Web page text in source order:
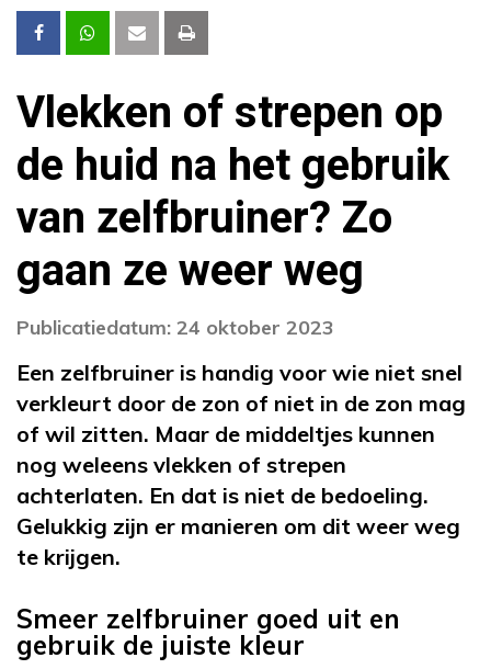
Vlekken of strepen op
de huid na het gebruik
van zelfbruiner? Zo
gaan ze weer weg
Publicatiedatum: 24 oktober 2023
Een zelfbruiner is handig voor wie niet snel
verkleurt door de zon of niet in de zon mag
of wil zitten. Maar de middeltjes kunnen
nog weleens vlekken of strepen
achterlaten. En dat is niet de bedoeling.
Gelukkig zijn er manieren om dit weer weg
te krijgen.
Smeer zelfbruiner goed uit en
gebruik de juiste kleur